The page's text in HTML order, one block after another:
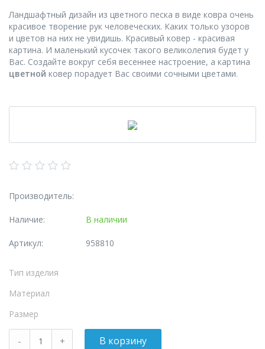
Ландшафтный дизайн из цветного песка в виде ковра очень
красивое творение рук человеческих. Каких только узоров
и цветов на них не увидишь. Красивый ковер - красивая
картина. И маленький кусочек такого великолепия будет у
Вас. Создайте вокруг себя весеннее настроение, а картина
цветной ковер порадует Вас своими сочными цветами.
Производитель:
Наличие: В наличии
Артикул: 958810
Тип изделия
Материал
Размер